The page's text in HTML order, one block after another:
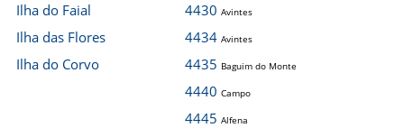
Ilha do Faial
Ilha das Flores
Ilha do Corvo
4430 Avintes
4434 Avintes
4435 Baguim do Monte
4440 Campo
4445 Alfena